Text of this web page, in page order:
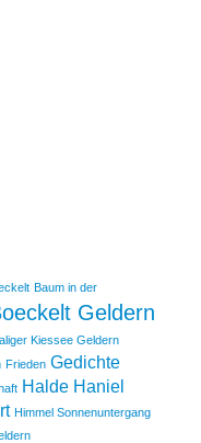
Baum in der
Geldern
Kiessee Geldern
Frieden Gedichte
Halde Haniel
Himmel Sonnenuntergang